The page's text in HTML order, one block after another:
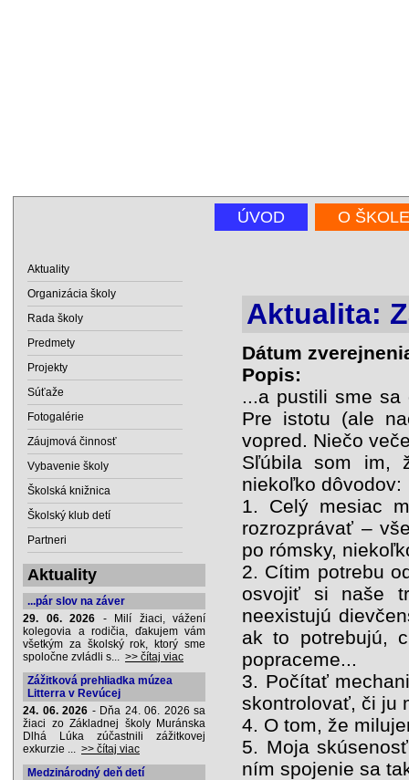
ÚVOD O ŠKOLE
Aktualita:
Dátum
Popis:
...a pustili sme
Pre istotu (ale
vopred. Niečo
Sľúbila som im,
niekoľko dôvodov:
1. Celý mesiac
rozrozprávať –
po rómsky,
2. Cítim potrebu
osvojiť si naše
neexistujú
ak to potrebujú,
popraceme...
3. Počítať
skontrolovať, či ju
4. O tom, že
5. Moja
ním spojenie sa
Aktuality
Organizácia školy
Rada školy
Predmety
Projekty
Súťaže
Fotogalérie
Záujmová činnosť
Vybavenie školy
Školská knižnica
Školský klub detí
Partneri
Aktuality
...pár slov na záver
29. 06. 2026 - Milí žiaci, vážení
kolegovia a rodičia, ďakujem vám
všetkým za školský rok, ktorý sme
spoločne zvládli s... >> čítaj viac
Zážitková prehliadka múzea
Litterra v Revúcej
24. 06. 2026 - Dňa 24. 06. 2026 sa
žiaci zo Základnej školy Muránska
Dlhá Lúka zúčastnili zážitkovej
exkurzie ... >> čítaj viac
Medzinárodný deň detí